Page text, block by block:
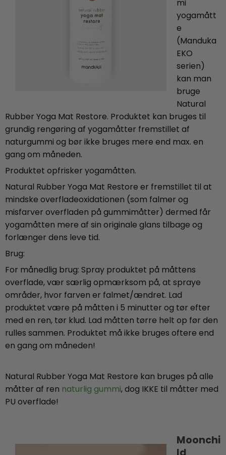
mi
yogamått
e
(Manduka
EKO
serien)
kan man
bruge
Natural
Rubber Yoga Mat Restore. Produktet kan bruges til
grundig rengøring af yogamåtter fremstillet af
naturgummi og bør ikke bruges mere end max. en
gang om måneden.
Produktet opfrisker yogamåtten.
Natural Rubber Yoga Mat Restore er fremstillet til at
mindske overfladeoxidationen (som falmer og
misfarver overfladen på gummimåtter) dermed får
yogamåtten mere af sin originale glans tilbage og
forlænger dens leve tid.
Brug:
For månedlig brug: Spray produktet på måttens
overflade, vær særlig opmærksom på, at spraye
områder, hvor farven er falmet/ændret. Lad
produktet være på måtten i 5 minutter og tør efter
med en ren, tør klud. Lad måtten tørre helt op før den
rulles sammen. Produktet må ikke bruges oftere end
en gang om måneden!
Natural Rubber Yoga Mat Restore kan bruges på alle
måtter af ren naturlig gummi, dog IKKE til måtter med
PU overflade!
Moonchi